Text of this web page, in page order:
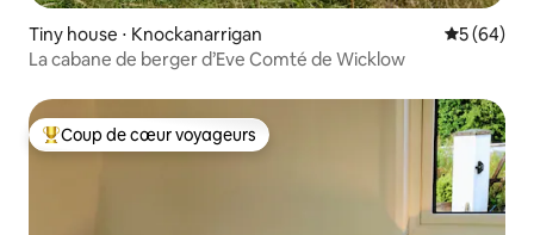
Tiny house ⋅ Knockanarrigan
5 (64)
La cabane de berger d’Eve Comté de Wicklow
Coups de cœur voyageurs les plus appréciés
Coup de cœur voyageurs